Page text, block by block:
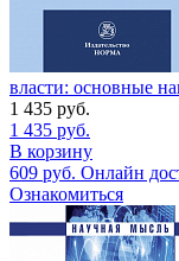
власти: основные
1 435 руб.
1 435 руб.
В корзину
609 руб. Онлайн
Ознакомиться